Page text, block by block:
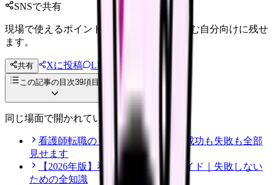
SNSで共有
現場で使えるポイントを、同僚やあとで読む自分向けに残せ
ます。
共有 Xに投稿 LINE
投稿文コピー
この記事の目次39項目
同じ場面で開かれている記事
看護師転職のリアル体験談12選｜成功も失敗も全部
見せます
【2026年版】看護師転職の完全ガイド｜失敗しない
ための全知識